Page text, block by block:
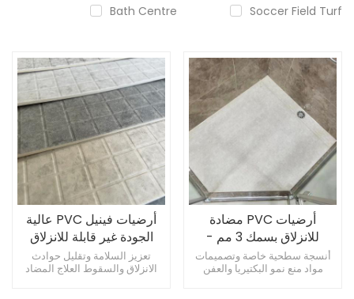
Bath Centre
Soccer Field Turf
أرضيات فينيل PVC عالية
الجودة غير قابلة للانزلاق
وسهلة التنظيف
تعزيز السلامة وتقليل حوادث
الانزلاق والسقوط العلاج المضاد
أرضيات PVC مضادة
للانزلاق بسمك 3 مم -
مقاومة للماء والتآكل
أنسجة سطحية خاصة وتصميمات
مواد منع نمو البكتيريا والعفن